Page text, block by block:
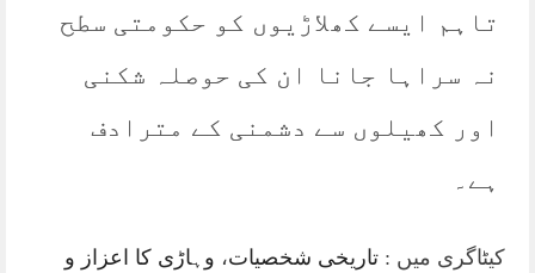
تاہم ایسے کھلاڑیوں کو حکومتی سطح
نہ سراہا جانا ان کی حوصلہ شکنی
اور کھیلوں سے دشمنی کے مترادف
ہے۔
کیٹاگری میں : تاریخی شخصیات، وہاڑی کا اعزاز و